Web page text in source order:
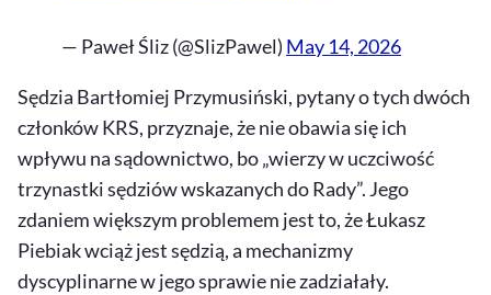
— Paweł Śliz (@SlizPawel) May 14, 2026
Sędzia Bartłomiej Przymusiński, pytany o tych dwóch
członków KRS, przyznaje, że nie obawia się ich
wpływu na sądownictwo, bo „wierzy w uczciwość
trzynastki sędziów wskazanych do Rady”. Jego
zdaniem większym problemem jest to, że Łukasz
Piebiak wciąż jest sędzią, a mechanizmy
dyscyplinarne w jego sprawie nie zadziałały.